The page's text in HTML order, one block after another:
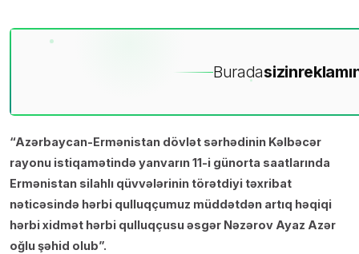
Buradasizin
“Azərbaycan-Ermənistan dövlət sərhədinin Kəlbəcər
rayonu istiqamətində yanvarın 11-i günorta saatlarında
Ermənistan silahlı qüvvələrinin törətdiyi təxribat
nəticəsində hərbi qulluqçumuz müddətdən artıq həqiqi
hərbi xidmət hərbi qulluqçusu əsgər Nəzərov Ayaz Azər
oğlu şəhid olub”.